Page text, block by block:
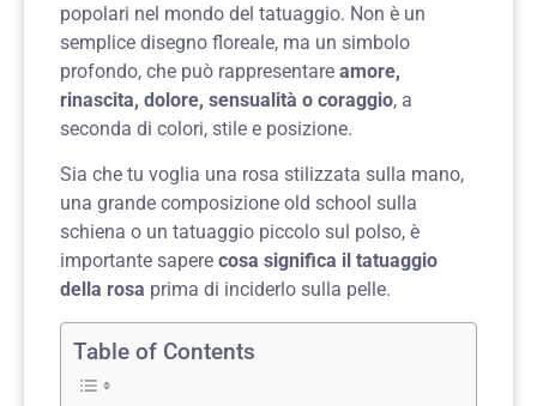
popolari nel mondo del tatuaggio. Non è un
semplice disegno floreale, ma un simbolo
profondo, che può rappresentare amore,
rinascita, dolore, sensualità o coraggio, a
seconda di colori, stile e posizione.
Sia che tu voglia una rosa stilizzata sulla mano,
una grande composizione old school sulla
schiena o un tatuaggio piccolo sul polso, è
importante sapere cosa significa il tatuaggio
della rosa prima di inciderlo sulla pelle.
Table of Contents